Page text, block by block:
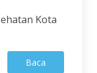
Kota
Baca